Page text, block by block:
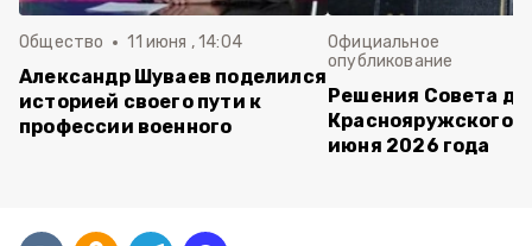
Общество 11 июня , 14:04
Александр Шуваев поделился
историей своего пути к
профессии военного
Официальное
опубликование
Решения Совета
Краснояружского
июня 2026 года